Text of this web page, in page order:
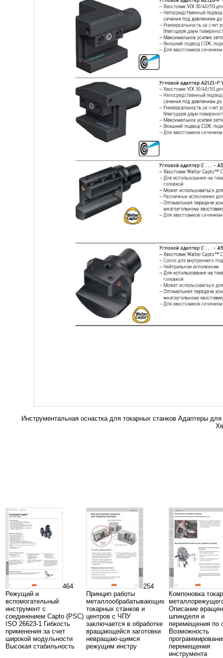
Инструментальная оснастка для токарных станков Адаптеры
464
Режущий и
вспомогательный
инструмент с
соединением Capto (PSC)
ISO 26623-1 Гибкость
применения за счет
широкой модульности
Высокая стабильность
254
Принцип работы
металлообрабатывающих
токарных станков и
центров с ЧПУ
заключается в обработке
вращающейся заготовки
невращаю-щимся
режущим инстру
Компоновка
Описание
шпинделя и
перемещения по
Возможность
перемещения
инструмента